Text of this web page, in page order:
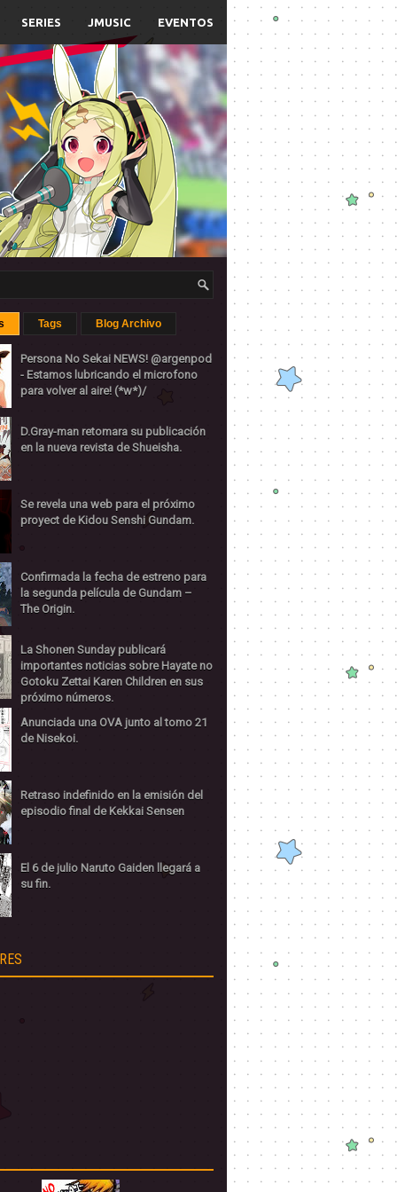
SERIES JMUSIC EVENTOS
Tags Blog Archivo
Persona No Sekai NEWS! @argenpod
- Estamos lubricando el microfono
para volver al aire! (*w*)/
D.Gray-man retomara su publicación
en la nueva revista de Shueisha.
Se revela una web para el próximo
proyect de Kidou Senshi Gundam.
Confirmada la fecha de estreno para
la segunda película de Gundam –
The Origin.
La Shonen Sunday publicará
importantes noticias sobre Hayate no
Gotoku Zettai Karen Children en sus
próximo números.
Anunciada una OVA junto al tomo 21
de Nisekoi.
Retraso indefinido en la emisión del
episodio final de Kekkai Sensen
El 6 de julio Naruto Gaiden llegará a
su fin.